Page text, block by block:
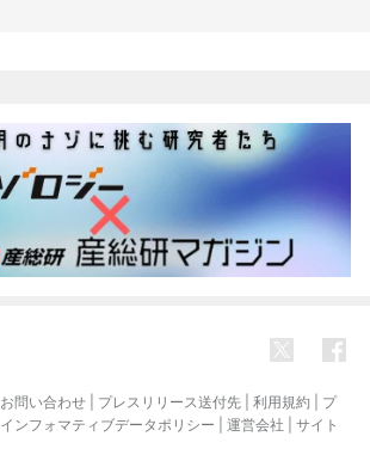
お問い合わせ プレスリリース送付先 利用規約
プ
インフォマティブデータポリシー 運営会社
サイト